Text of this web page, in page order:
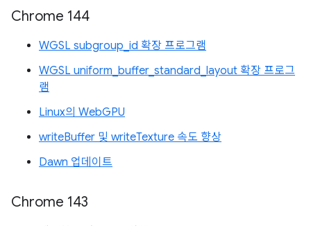
Chrome 144
WGSL subgroup_id 확장 프로그램
WGSL uniform_buffer_standard_layout 확장 프로그
램
Linux의 WebGPU
writeBuffer 및 writeTexture 속도 향상
Dawn 업데이트
Chrome 143